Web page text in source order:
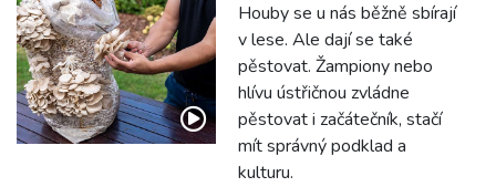
Houby se u nás běžně sbírají
v lese. Ale dají se také
pěstovat. Žampiony nebo
hlívu ústřičnou zvládne
pěstovat i začátečník, stačí
mít správný podklad a
kulturu.